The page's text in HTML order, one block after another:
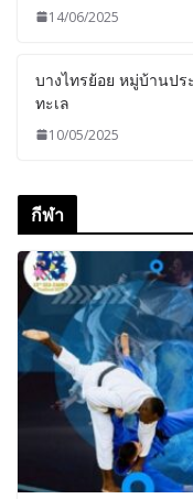
14/06/2025
บางไทรย้อย หมู่บ้านป
ทะเล
10/05/2025
กีฬา